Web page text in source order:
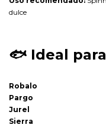
dulce
🐟 Ideal para
Robalo
Pargo
Jurel
Sierra